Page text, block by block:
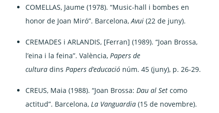
COMELLAS, Jaume (1978). “Music-hall i bombes en
honor de Joan Miró”. Barcelona,Avui (22 de juny).
CREMADES i ARLANDIS, [Ferran] (1989). “Joan Brossa,
l’eina i la feina”. València,Papers de
culturadinsPapers d’educació núm. 45 (juny), p. 26-29.
CREUS, Maia (1988). “Joan Brossa:Dau al Setcomo
actitud”. Barcelona,La Vanguardia(15 de novembre).